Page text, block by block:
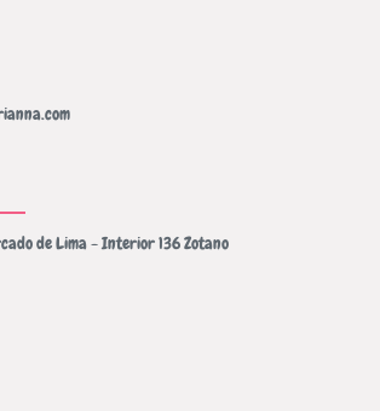
de Lima - Interior 136 Zotano